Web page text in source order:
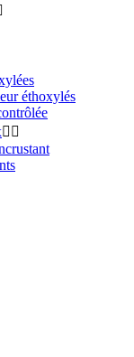
éthoxylés
 